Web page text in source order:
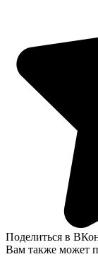
Поделиться в
Вам также может